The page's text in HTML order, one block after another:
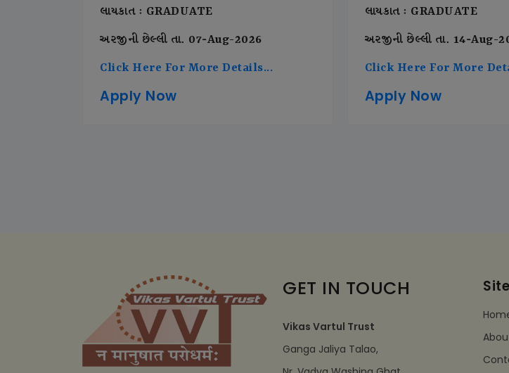
લાયકાત : GRADUATE
અરજીની છેલ્લી તા. 07-Aug-2026
Click Here For More Details...
Apply Now
લાયકાત : GRADUATE
અરજીની છેલ્લી તા. 14-Aug-
Click Here For More
Apply Now
GET IN TOUCH
Vikas Vartul Trust
Ganga Jaliya Talao,